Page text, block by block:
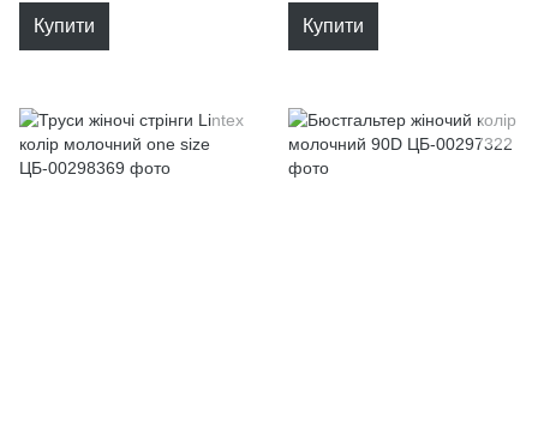
Купити Купити